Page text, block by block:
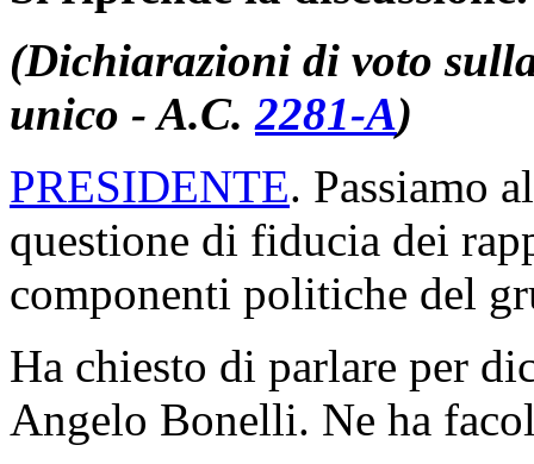
(Dichiarazioni di voto
unico - A.C.2281-A​)
PRESIDENTE. Passiamo
questione di fiducia dei
componenti politiche del
Ha chiesto di parlare per
Angelo Bonelli. Ne ha